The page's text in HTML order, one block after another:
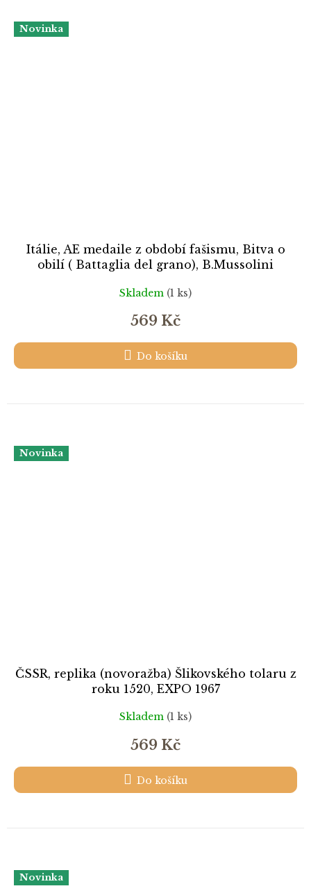
Novinka
Itálie, AE medaile z období fašismu, Bitva o
obilí ( Battaglia del grano), B.Mussolini
Skladem (1 ks)
569 Kč
Do košíku
Novinka
ČSSR, replika (novoražba) Šlikovského tolaru z
roku 1520, EXPO 1967
Skladem (1 ks)
569 Kč
Do košíku
Novinka